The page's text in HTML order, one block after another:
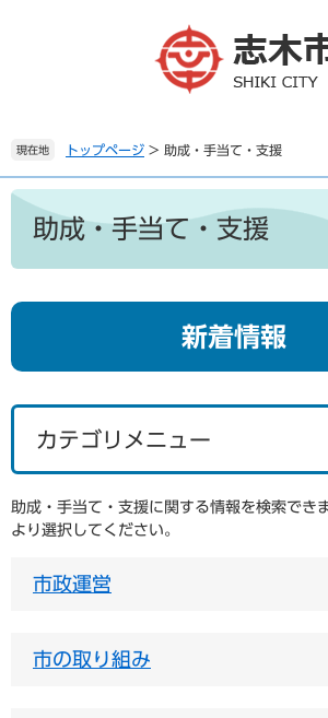
。
て
へ
現在地 トップページ > 助成・手当て・支援
本
助成・手当て・支援
新着情報
カテゴリメニュー
助成・手当て・支援に関する情報を検索でき
より選択してください。
市政運営
市の取り組み